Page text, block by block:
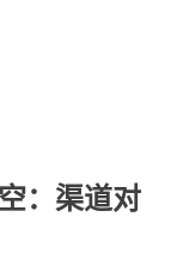
：渠道对